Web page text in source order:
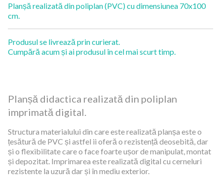
Planșă realizată din poliplan (PVC) cu dimensiunea 70x100
cm.
Produsul se livrează prin curierat.
Cumpără acum și ai produsul în cel mai scurt timp.
Planșă didactica realizată din poliplan
imprimată digital.
Structura materialului din care este realizată planșa este o
țesătură de PVC și astfel ii oferă o rezistență deosebită, dar
și o flexibilitate care o face foarte ușor de manipulat, montat
și depozitat. Imprimarea este realizată digital cu cerneluri
rezistente la uzură dar și în mediu exterior.